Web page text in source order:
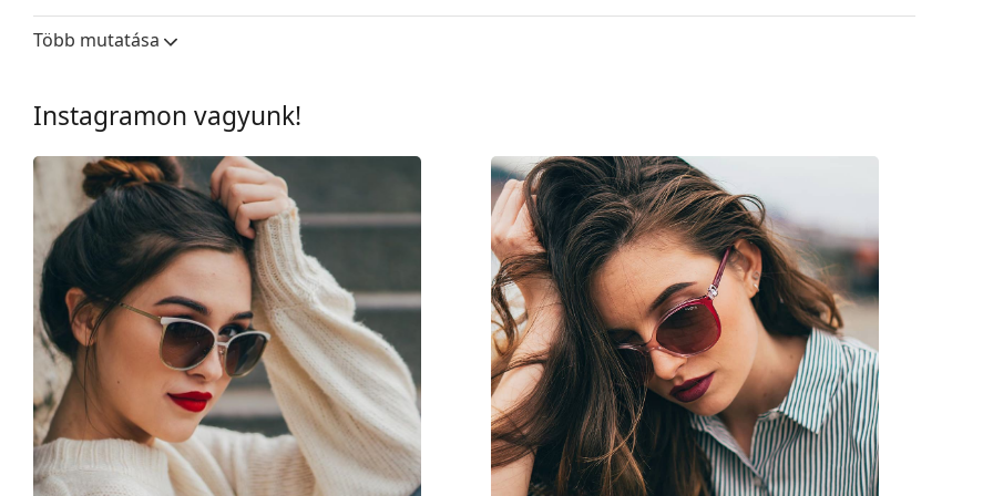
Lencseszélesség:
54 mm
Keret
Keret forma:
Keret színe:
Keret anyaga:
Méret:
M
Szélesség:
136 mm
Szárhossz:
145 mm
Hídszélesség:
19 mm
Súly:
90 g
Állítható orrpárna:
Nem
Több mutatása
Instagramon vagyunk!